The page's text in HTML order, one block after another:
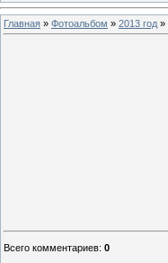
Главная » Фотоальбом » 2013 год »
Всего комментариев: 0